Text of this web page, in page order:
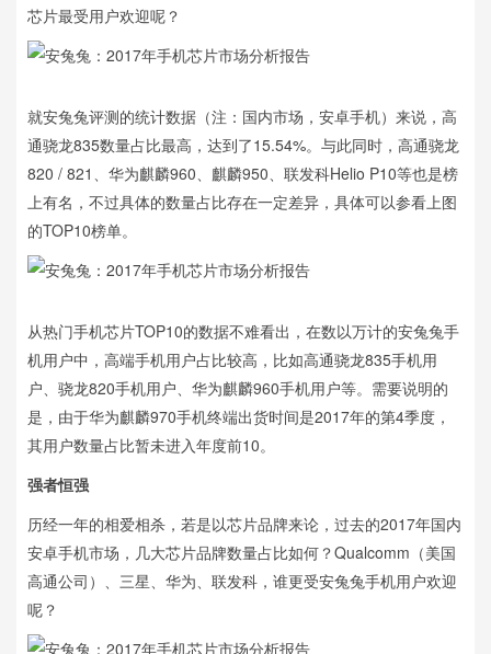
芯片最受用户欢迎呢？
就安兔兔评测的统计数据（注：国内市场，安卓手机）来说，高
通骁龙835数量占比最高，达到了15.54%。与此同时，高通骁龙
820 / 821、华为麒麟960、麒麟950、联发科Helio P10等也是榜
上有名，不过具体的数量占比存在一定差异，具体可以参看上图
的TOP10榜单。
从热门手机芯片TOP10的数据不难看出，在数以万计的安兔兔手
机用户中，高端手机用户占比较高，比如高通骁龙835手机用
户、骁龙820手机用户、华为麒麟960手机用户等。需要说明的
是，由于华为麒麟970手机终端出货时间是2017年的第4季度，
其用户数量占比暂未进入年度前10。
强者恒强
历经一年的相爱相杀，若是以芯片品牌来论，过去的2017年国内
安卓手机市场，几大芯片品牌数量占比如何？Qualcomm（美国
高通公司）、三星、华为、联发科，谁更受安兔兔手机用户欢迎
呢？